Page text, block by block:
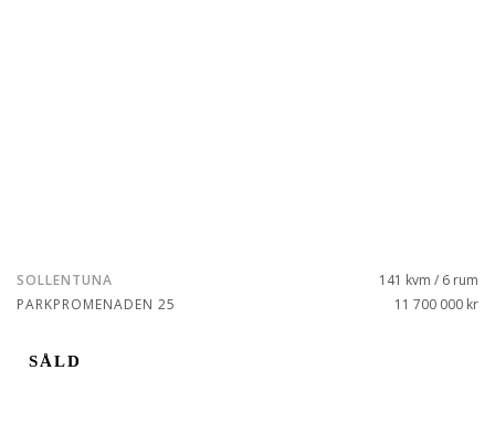
SOLLENTUNA
PARKPROMENADEN 25
141 kvm / 6 rum
11 700 000 kr
SÅLD